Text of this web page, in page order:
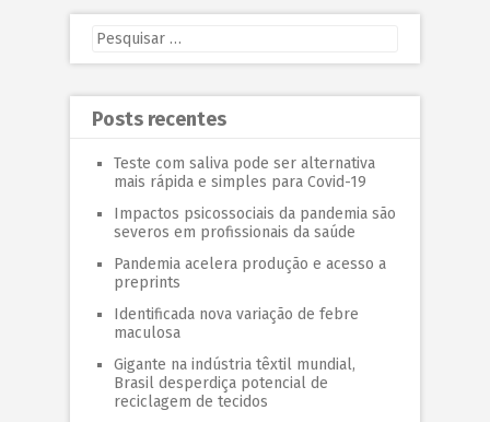
Posts recentes
Teste com saliva pode ser alternativa
mais rápida e simples para Covid-19
Impactos psicossociais da pandemia são
severos em profissionais da saúde
Pandemia acelera produção e acesso a
preprints
Identificada nova variação de febre
maculosa
Gigante na indústria têxtil mundial,
Brasil desperdiça potencial de
reciclagem de tecidos